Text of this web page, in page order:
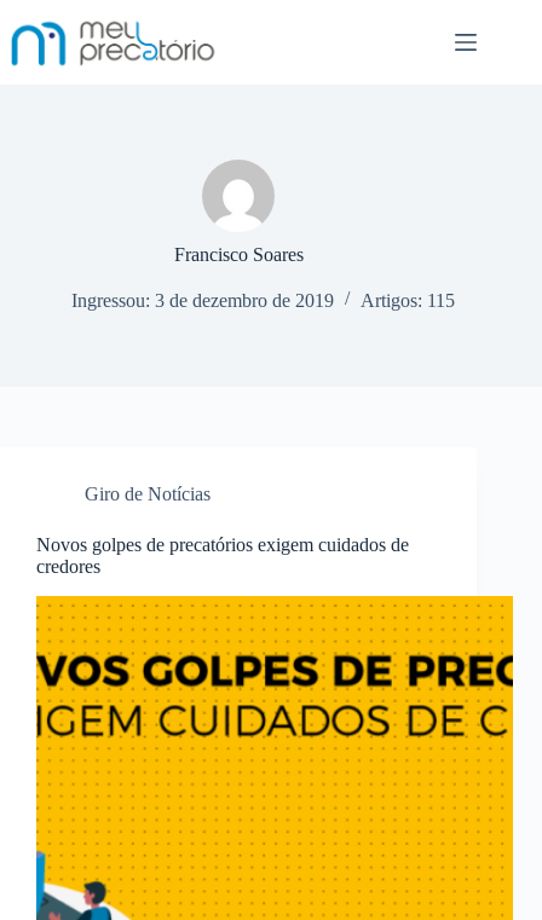
para
Francisco Soares
Ingressou: 3 de dezembro de 2019 Artigos: 115
Giro de Notícias
Novos golpes de precatórios exigem cuidados de
credores